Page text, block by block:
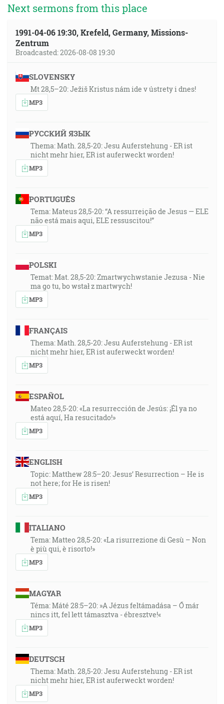
Next sermons from this place
1991-04-06 19:30, Krefeld, Germany, Missions-
Zentrum
Broadcasted: 2026-08-08 19:30
SLOVENSKY
Mt 28,5–20: Ježiš Kristus nám ide v ústrety i dnes!
MP3
РУССКИЙ ЯЗЫК
Thema: Math. 28,5-20: Jesu Auferstehung - ER ist
nicht mehr hier, ER ist auferweckt worden!
MP3
PORTUGUÊS
Tema: Mateus 28,5-20: “A ressurreição de Jesus — ELE
não está mais aqui, ELE ressuscitou!”
MP3
POLSKI
Temat: Mat. 28,5-20: Zmartwychwstanie Jezusa - Nie
ma go tu, bo wstał z martwych!
MP3
FRANÇAIS
Thema: Math. 28,5-20: Jesu Auferstehung - ER ist
nicht mehr hier, ER ist auferweckt worden!
MP3
ESPAÑOL
Mateo 28,5-20: «La resurrección de Jesús: ¡Él ya no
está aquí, Ha resucitado!»
MP3
ENGLISH
Topic: Matthew 28:5–20: Jesus’ Resurrection – He is
not here; for He is risen!
MP3
ITALIANO
Tema: Matteo 28,5-20: «La risurrezione di Gesù – Non
è più qui, è risorto!»
MP3
MAGYAR
Téma: Máté 28:5–20: »A Jézus feltámadása – Ő már
nincs itt, fel lett támasztva - ébresztve!«
MP3
DEUTSCH
Thema: Math. 28,5-20: Jesu Auferstehung - ER ist
nicht mehr hier, ER ist auferweckt worden!
MP3